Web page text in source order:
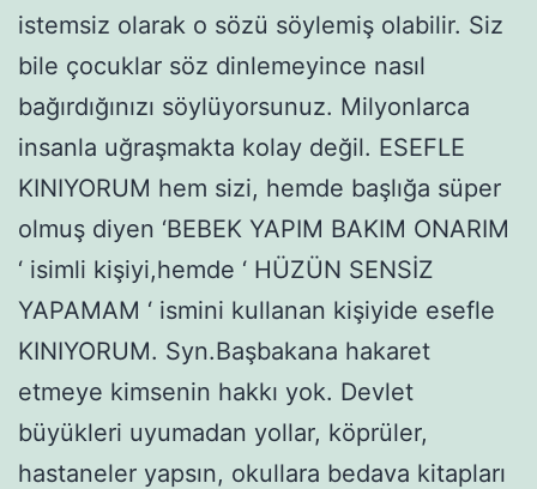
istemsiz olarak o sözü söylemiş olabilir. Siz
bile çocuklar söz dinlemeyince nasıl
bağırdığınızı söylüyorsunuz. Milyonlarca
insanla uğraşmakta kolay değil. ESEFLE
KINIYORUM hem sizi, hemde başlığa süper
olmuş diyen ‘BEBEK YAPIM BAKIM ONARIM
‘ isimli kişiyi,hemde ‘ HÜZÜN SENSİZ
YAPAMAM ‘ ismini kullanan kişiyide esefle
KINIYORUM. Syn.Başbakana hakaret
etmeye kimsenin hakkı yok. Devlet
büyükleri uyumadan yollar, köprüler,
hastaneler yapsın, okullara bedava kitapları